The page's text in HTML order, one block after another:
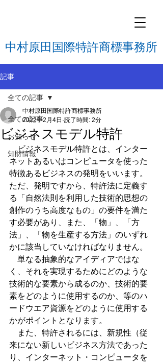
中村原田国際特許商標事務所
記事
全ての記事
お知らせ
知財情報
全ての記事
ビジネスモデル特許
中村原田国際特許商標事務所
2022年2月4日 読了時間: 2分
ビジネスモデル特許とは、インター
ネットあるいはコンピュータを使った
特徴あるビジネスの発明をいいます。
ただ、発明ですから、特許法に定義す
る「自然法則を利用した技術的思想の
創作のうち高度なもの」の要件を満た
す必要があり、また、「物」、「方
法」、「物を生産する方法」のいずれ
かに該当していなければなりません。
単なる抽象的なアイディアではな
く、それを実現するためにどのような
技術的な要素から成るのか、技術的要
素をどのように使用するのか、等のハ
ードウエア資源をどのように使用する
かがポイントとなります。
また、特許されるには、新規性（従
来にない新しいビジネス方法であった
り、インターネット・コンピュータを